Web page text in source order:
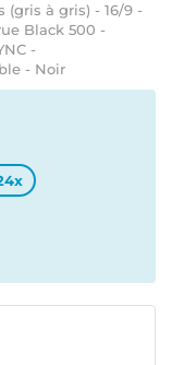
(gris à gris) - 16/9 -
Black 500 -
-
- Noir